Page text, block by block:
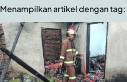
Menampilkan artikel dengan tag: